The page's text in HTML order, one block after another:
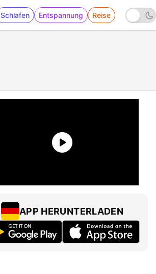
Schlafen Entspannung Reise
APP HERUNTERLADEN